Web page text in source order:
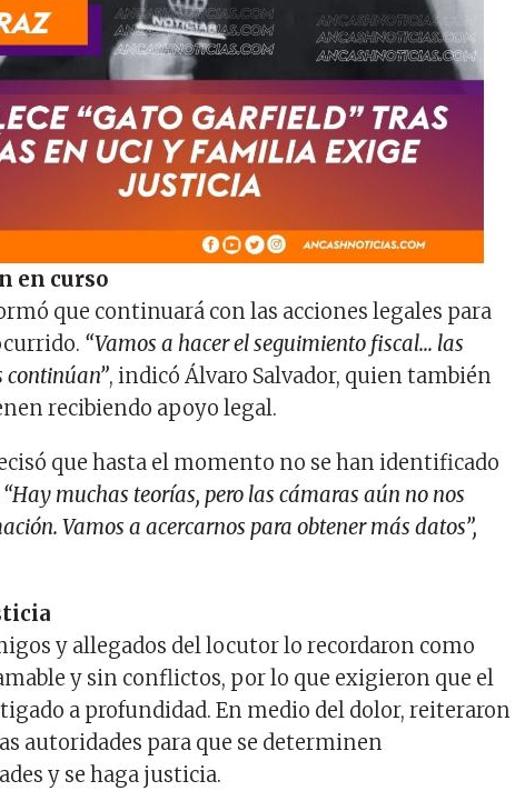
en curso
que continuará con las acciones legales para
“Vamos a hacer el seguimiento fiscal… las
continúan”, indicó Álvaro Salvador, quien también
recibiendo apoyo legal.
que hasta el momento no se han identificado
“Hay muchas teorías, pero las cámaras aún no nos
Vamos a acercarnos para obtener más datos”,
y allegados del locutor lo recordaron como
y sin conflictos, por lo que exigieron que el
a profundidad. En medio del dolor, reiteraron
autoridades para que se determinen
y se haga justicia.